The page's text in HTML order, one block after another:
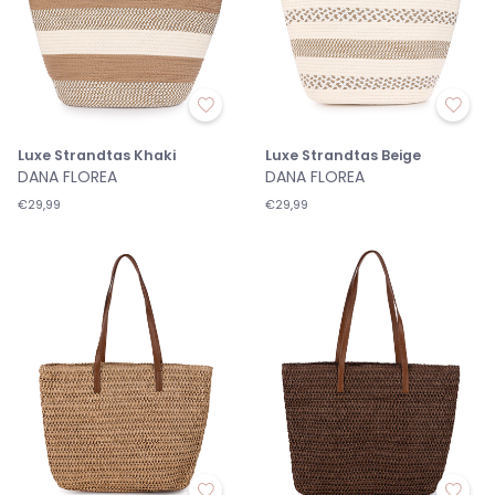
Luxe Strandtas Khaki
DANA FLOREA
€29,99
Luxe Strandtas Beige
DANA FLOREA
€29,99